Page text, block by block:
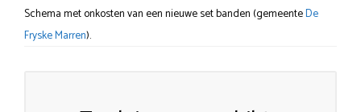
Schema met onkosten van een nieuwe set banden (gemeenteDe
Fryske Marren).